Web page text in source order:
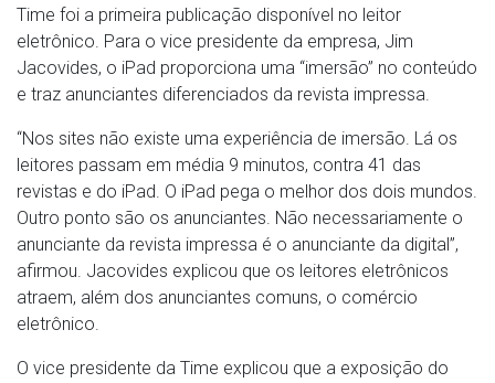
Time foi a primeira publicação disponível no leitor
eletrônico. Para o vice presidente da empresa, Jim
Jacovides, o iPad proporciona uma “imersão” no conteúdo
e traz anunciantes diferenciados da revista impressa.
“Nos sites não existe uma experiência de imersão. Lá os
leitores passam em média 9 minutos, contra 41 das
revistas e do iPad. O iPad pega o melhor dos dois mundos.
Outro ponto são os anunciantes. Não necessariamente o
anunciante da revista impressa é o anunciante da digital”,
afirmou. Jacovides explicou que os leitores eletrônicos
atraem, além dos anunciantes comuns, o comércio
eletrônico.
O vice presidente da Time explicou que a exposição do